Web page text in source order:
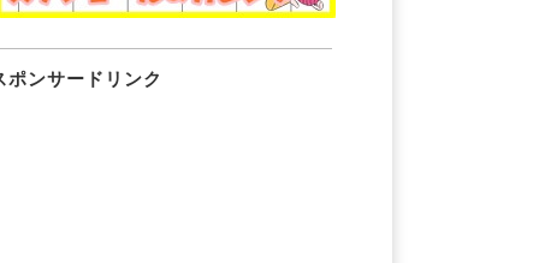
ポンサードリンク